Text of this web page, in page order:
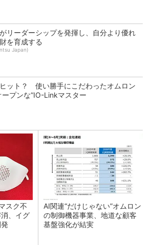
リーダーシップを発揮し、自分より優れ
を育成する
Japan)
ット？ 使い勝手にこだわったオムロン
ープンな”IO-Linkマスター
スク不
、イグ
AI関連“だけじゃない”オムロン
の制御機器事業、地道な顧客
基盤強化が結実